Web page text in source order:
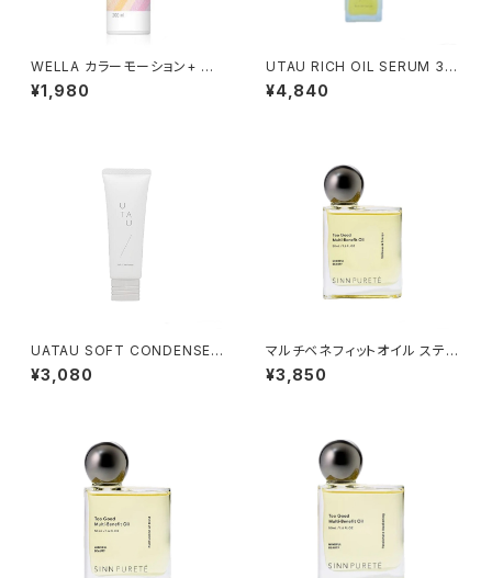
WELLA カラーモーション+ ルミ
ナススプレー 200ml
¥1,980
UTAU RICH OIL SERUM 30
ml
¥4,840
UATAU SOFT CONDENSE 6
0g
¥3,080
マルチベネフィットオイル スティ
ルネス＆エナジー
¥3,850